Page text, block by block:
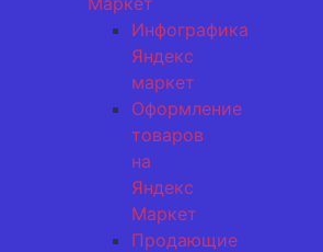
Инфографика
Яндекс
маркет
Оформление
товаров
на
Яндекс
Маркет
Продающие